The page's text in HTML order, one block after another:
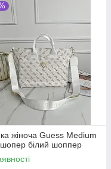
жіноча Guess Medium
білий шоппер